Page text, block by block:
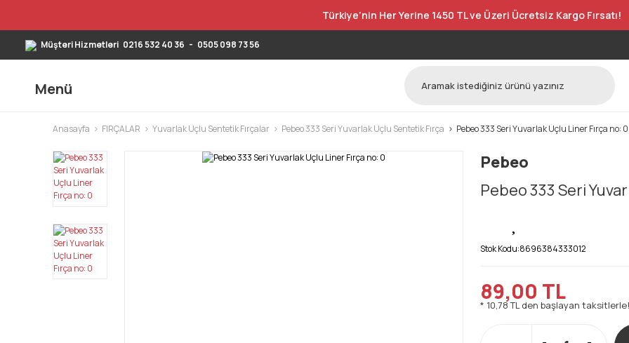
Türkiye’nin Her Yerine 1450 TL ve Üzeri Ücretsiz Kargo Fırsatı!
Müşteri Hizmetleri 0216 532 40 36 - 0505 098 73 56
Menü
Anasayfa FIRÇALAR Yuvarlak Uçlu Sentetik Fırçalar Pebeo 333 Seri Yuvarlak Uçlu Sentetik Fırça Pebeo 333 Seri Yuvarlak Uçlu Liner Fırça no: 0
Pebeo
Pebeo 333 Seri
Stok Kodu:8696384333012
89,00 TL
* 10,78 TL den başlayan